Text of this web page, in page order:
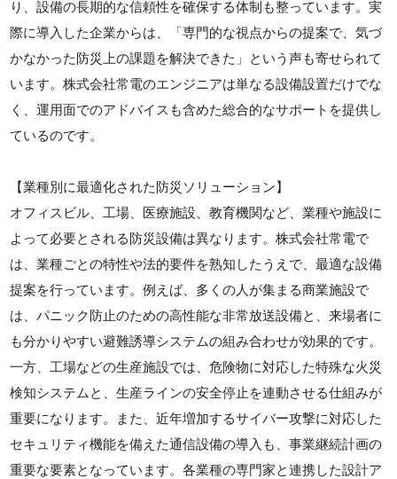
り、設備の長期的な信頼性を確保する体制も整っています。実
際に導入した企業からは、「専門的な視点からの提案で、気づ
かなかった防災上の課題を解決できた」という声も寄せられて
います。株式会社常電のエンジニアは単なる設備設置だけでな
く、運用面でのアドバイスも含めた総合的なサポートを提供し
ているのです。
【業種別に最適化された防災ソリューション】
オフィスビル、工場、医療施設、教育機関など、業種や施設に
よって必要とされる防災設備は異なります。株式会社常電で
は、業種ごとの特性や法的要件を熟知したうえで、最適な設備
提案を行っています。例えば、多くの人が集まる商業施設で
は、パニック防止のための高性能な非常放送設備と、来場者に
も分かりやすい避難誘導システムの組み合わせが効果的です。
一方、工場などの生産施設では、危険物に対応した特殊な火災
検知システムと、生産ラインの安全停止を連動させる仕組みが
重要になります。また、近年増加するサイバー攻撃に対応した
セキュリティ機能を備えた通信設備の導入も、事業継続計画の
重要な要素となっています。各業種の専門家と連携した設計ア